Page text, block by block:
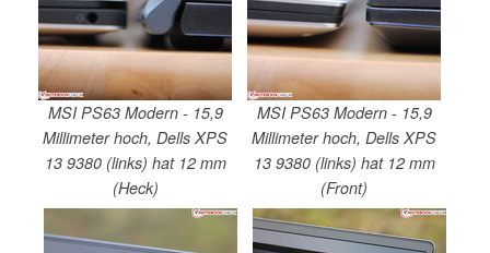
MSI PS63 Modern - 15,9
Millimeter hoch, Dells XPS
13 9380 (links) hat 12 mm
(Heck)
MSI PS63 Modern - 15,9
Millimeter hoch, Dells XPS
13 9380 (links) hat 12 mm
(Front)